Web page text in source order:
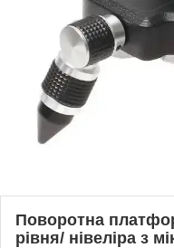
Поворотна
рівня/ нівеліра з